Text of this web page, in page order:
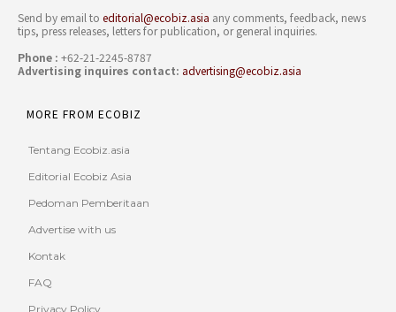
Send by email to editorial@ecobiz.asia any comments, feedback, news
tips, press releases, letters for publication, or general inquiries.
Phone : +62-21-2245-8787
Advertising inquires contact: advertising@ecobiz.asia
MORE FROM ECOBIZ
Tentang Ecobiz.asia
Editorial Ecobiz Asia
Pedoman Pemberitaan
Advertise with us
Kontak
FAQ
Privacy Policy